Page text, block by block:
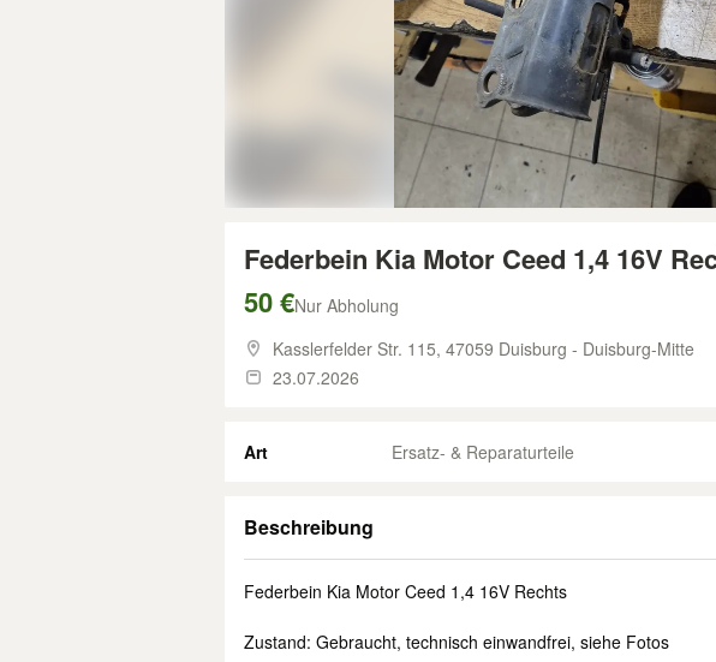
Federbein Kia Motor Ceed 1,4 16V
50 €Nur Abholung
Kasslerfelder Str. 115, 47059 Duisburg - Duisburg-Mitte
23.07.2026
Art Ersatz- & Reparaturteile
Beschreibung
Federbein Kia Motor Ceed 1,4 16V Rechts
Zustand: Gebraucht, technisch einwandfrei, siehe Fotos